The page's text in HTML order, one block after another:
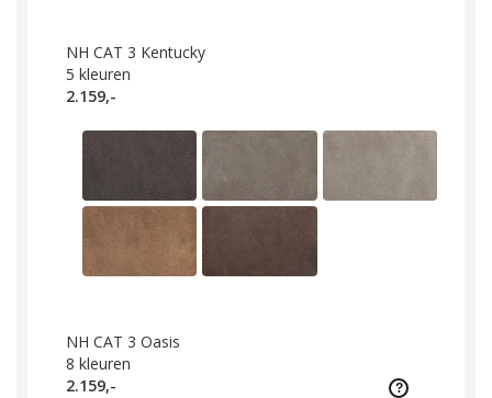
NH CAT 3 Kentucky
5 kleuren
2.159,-
NH CAT 3 Oasis
8 kleuren
2.159,-